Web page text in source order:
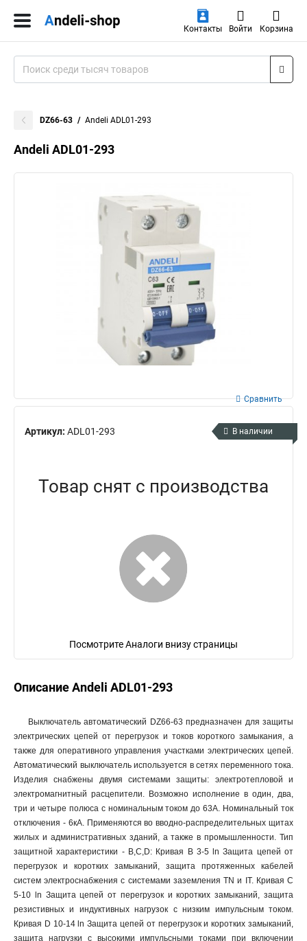
Контакты Войти Корзина
DZ66-63 Andeli ADL01-293
Andeli ADL01-293
Артикул: ADL01-293
Сравнить
В наличии
Товар снят с производства
Посмотрите Аналоги внизу страницы
Описание Andeli ADL01-293
Выключатель автоматический DZ66-63 предназначен для защиты
электрических цепей от перегрузок и токов короткого замыкания, а
также для оперативного управления участками электрических цепей.
Автоматический выключатель используется в сетях переменного тока.
Изделия снабжены двумя системами защиты: электротепловой и
электромагнитный расцепители. Возможно исполнение в один, два,
три и четыре полюса с номинальным током до 63А. Номинальный ток
отключения - 6кА. Применяются во вводно-распределительных щитах
жилых и административных зданий, а также в промышленности. Тип
защитной характеристики - B,C,D: Кривая В 3-5 ln Защита цепей от
перегрузок и коротких замыканий, защита протяженных кабелей
систем электроснабжения с системами заземления TN и IT. Кривая С
5-10 ln Защита цепей от перегрузок и коротких замыканий, защита
резистивных и индуктивных нагрузок с низким импульсным током.
Кривая D 10-14 ln Защита цепей от перегрузок и коротких замыканий,
защита нагрузки с высокими импульсными токами при включении